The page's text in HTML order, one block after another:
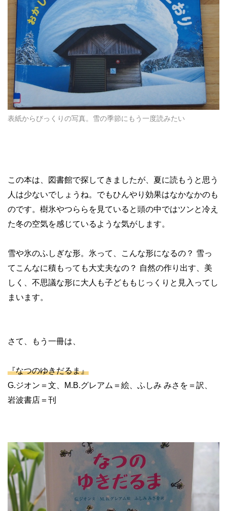
表紙からびっくりの写真。雪の季節にもう一度読みたい
この本は、図書館で探してきましたが、夏に読もうと思う
人は少ないでしょうね。でもひんやり効果はなかなかのも
のです。樹氷やつららを見ていると頭の中ではツンと冷え
た冬の空気を感じているような気がします。
雪や氷のふしぎな形。氷って、こんな形になるの？ 雪っ
てこんなに積もっても大丈夫なの？ 自然の作り出す、美
しく、不思議な形に大人も子どももじっくりと見入ってし
まいます。
さて、もう一冊は、
『なつのゆきだるま』
G.ジオン＝文、M.B.グレアム＝絵、ふしみ みさを＝訳、
岩波書店＝刊